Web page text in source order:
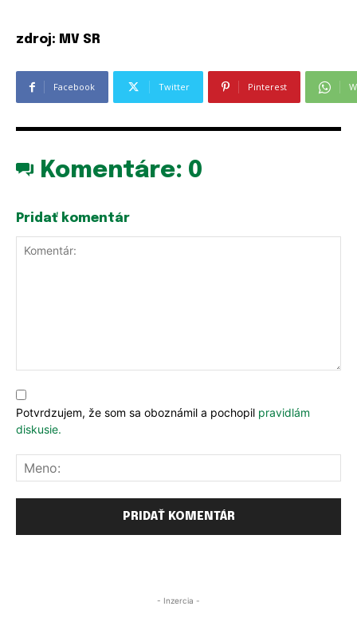
zdroj: MV SR
Facebook Twitter Pinterest
Komentáre: 0
Pridať komentár
Potvrdzujem, že som sa oboznámil a pochopil pravidlám
diskusie.
- Inzercia -